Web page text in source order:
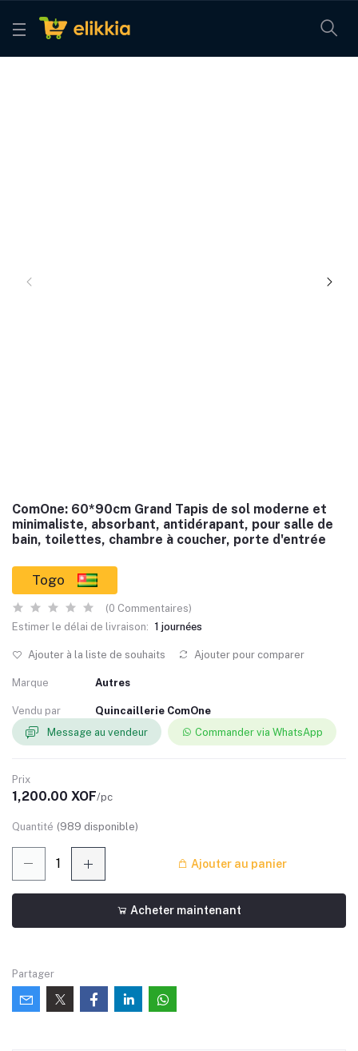
ComOne: 60*90cm Grand Tapis de sol moderne et
minimaliste, absorbant, antidérapant, pour salle de
bain, toilettes, chambre à coucher, porte d'entrée
Togo
(0 Commentaires)
Estimer le délai de livraison: 1 journées
Ajouter à la liste de souhaits Ajouter pour comparer
Marque Autres
Vendu par
Quincaillerie ComOne
Message au vendeur
Commander via WhatsApp
Prix
1,200.00 XOF/pc
Quantité (989 disponible)
Ajouter au panier
Acheter maintenant
Partager